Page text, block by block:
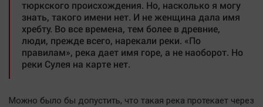
Спорт
Технологии
Отраслевые темы
Hедвижимость
Образование
тюркского происхождения. Но, насколько я могу
знать, такого имени нет. И не женщина дала имя
хребту. Во все времена, тем более в древние,
люди, прежде всего, нарекали реки. «По
правилам», река дает имя горе, а не наоборот. Но
реки Сулея на карте нет.
Можно было бы допустить, что такая река протекает через